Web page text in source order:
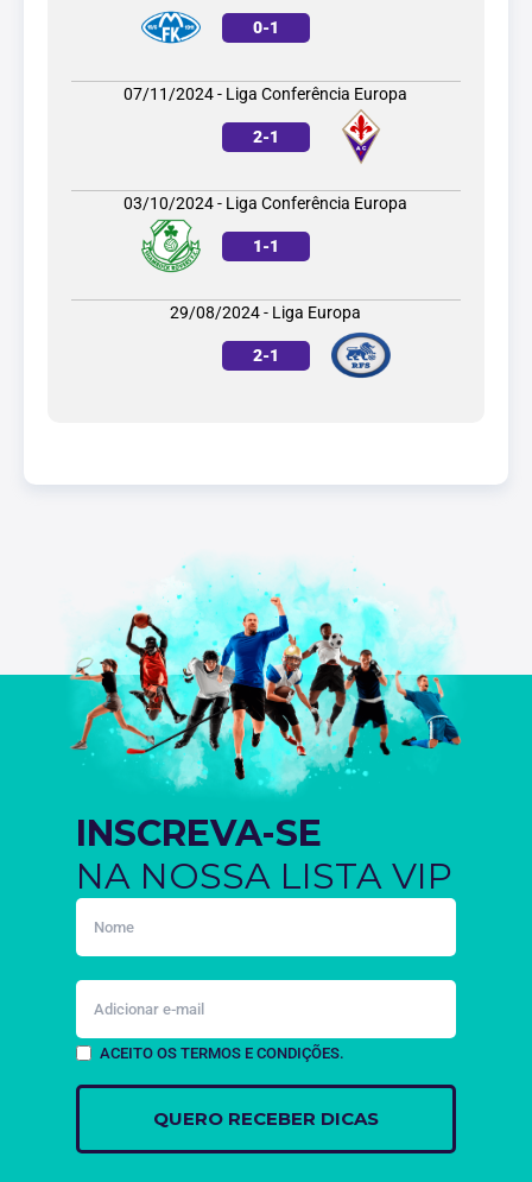
0-1
07/11/2024 - Liga Conferência Europa
2-1
03/10/2024 - Liga Conferência Europa
1-1
29/08/2024 - Liga Europa
2-1
INSCREVA-SE
NA NOSSA LISTA VIP
ACEITO OS TERMOS E CONDIÇÕES.